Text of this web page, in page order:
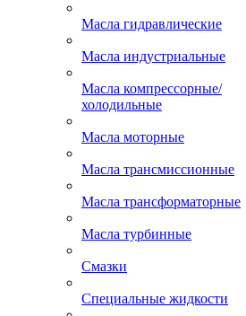
Масла гидравлические
Масла индустриальные
Масла компрессорные/
холодильные
Масла моторные
Масла трансмиссионные
Масла трансформаторные
Масла турбинные
Смазки
Специальные жидкости